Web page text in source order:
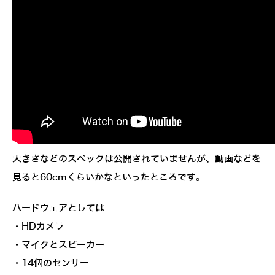
大きさなどのスペックは公開されていませんが、動画などを
見ると60cmくらいかなといったところです。
ハードウェアとしては
・HDカメラ
・マイクとスピーカー
・14個のセンサー